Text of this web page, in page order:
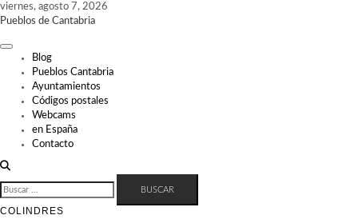
Skip
to
viernes, agosto 7, 2026
Pueblos de Cantabria
Blog
Pueblos Cantabria
Ayuntamientos
Códigos postales
Webcams
en España
Contacto
BUSCAR:
COLINDRES